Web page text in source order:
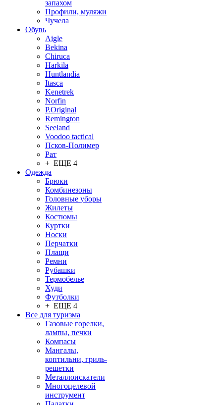
запахом
Профили, муляжи
Чучела
Обувь
Aigle
Bekina
Chiruсa
Harkila
Huntlandia
Itasca
Kenetrek
Norfin
P.Original
Remington
Seeland
Voodoo tactical
Псков-Полимер
Рат
+ ЕЩЕ 4
Одежда
Брюки
Комбинезоны
Головные уборы
Жилеты
Костюмы
Куртки
Носки
Перчатки
Плащи
Ремни
Рубашки
Термобелье
Худи
Футболки
+ ЕЩЕ 4
Все для туризма
Газовые горелки,
лампы, печки
Компасы
Мангалы,
коптильни, гриль-
решетки
Металлоискатели
Многоцелевой
инструмент